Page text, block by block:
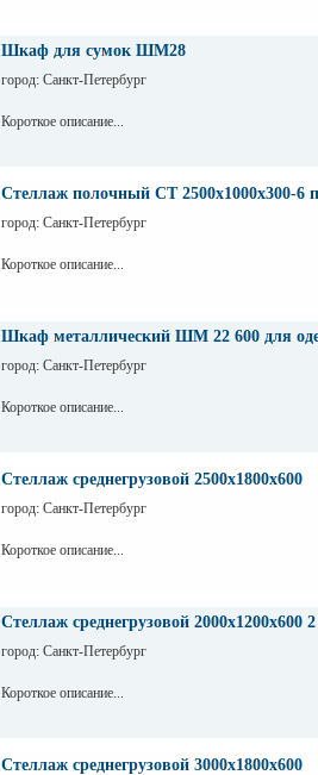
Шкаф для сумок ШМ28
город: Санкт-Петербург
Короткое описание...
Стеллаж полочный СТ 2500х1000х300-6
город: Санкт-Петербург
Короткое описание...
Шкаф металлический ШМ 22 600 для
город: Санкт-Петербург
Короткое описание...
Стеллаж среднегрузовой 2500х1800х600
город: Санкт-Петербург
Короткое описание...
Стеллаж среднегрузовой 2000х1200х600
город: Санкт-Петербург
Короткое описание...
Стеллаж среднегрузовой 3000х1800х600